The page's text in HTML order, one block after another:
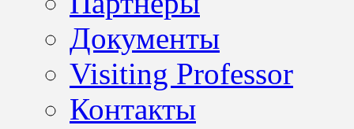
Документы
Visiting Professor
Контакты